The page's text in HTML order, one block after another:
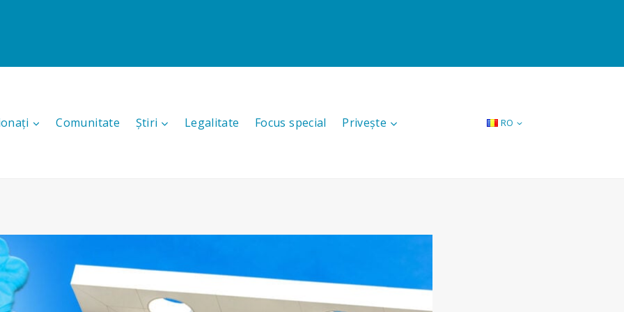
Comunitate Știri Legalitate Focus special Privește RO